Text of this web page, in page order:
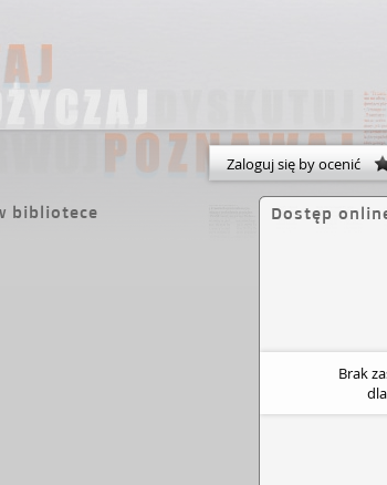
Zaloguj się by ocenić
bibliotece Dostęp
Brak